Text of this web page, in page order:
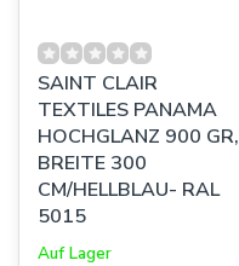
SAINT CLAIR
TEXTILES PANAMA
HOCHGLANZ 900 GR,
BREITE 300
CM/HELLBLAU- RAL
5015
Auf Lager